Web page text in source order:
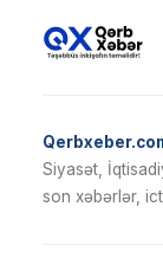
Siyasət,
son xəbərlər,